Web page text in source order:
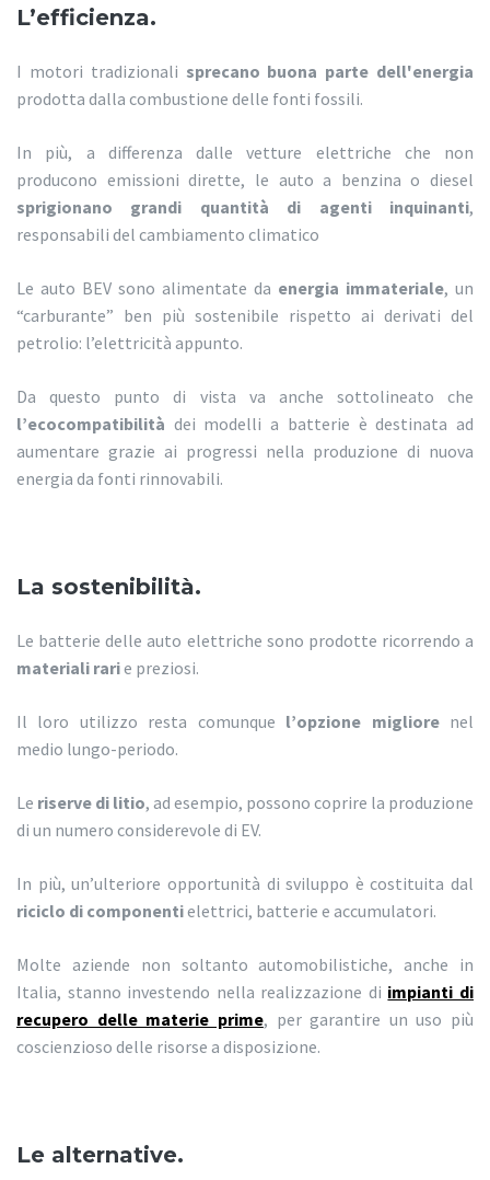
L’efficienza.
I motori tradizionali sprecano buona parte dell'energia
prodotta dalla combustione delle fonti fossili.
In più, a differenza dalle vetture elettriche che non
producono emissioni dirette, le auto a benzina o diesel
sprigionano grandi quantità di agenti inquinanti,
responsabili del cambiamento climatico
Le auto BEV sono alimentate da energia immateriale, un
“carburante” ben più sostenibile rispetto ai derivati del
petrolio: l’elettricità appunto.
Da questo punto di vista va anche sottolineato che
l’ecocompatibilità dei modelli a batterie è destinata ad
aumentare grazie ai progressi nella produzione di nuova
energia da fonti rinnovabili.
La sostenibilità.
Le batterie delle auto elettriche sono prodotte ricorrendo a
materiali rarie preziosi.
Il loro utilizzo resta comunque l’opzione migliorenel
medio lungo-periodo.
Le riserve di litio, ad esempio, possono coprire la produzione
di un numero considerevole di EV.
In più, un’ulteriore opportunità di sviluppo è costituita dal
riciclo di componentielettrici, batterie e accumulatori.
Molte aziende non soltanto automobilistiche, anche in
Italia, stanno investendo nella realizzazione di impianti di
recupero delle materie prime, per garantire un uso più
coscienzioso delle risorse a disposizione.
Le alternative.